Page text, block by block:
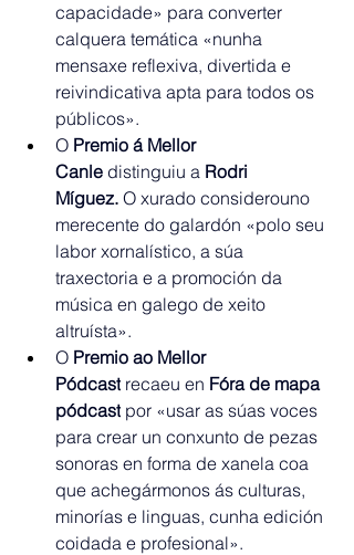
capacidade» para converter
calquera temática «nunha
mensaxe reflexiva, divertida e
reivindicativa apta para todos os
públicos».
O Premio á Mellor
Canle distinguiu a Rodri
Míguez. O xurado considerouno
merecente do galardón «polo seu
labor xornalístico, a súa
traxectoria e a promoción da
música en galego de xeito
altruísta».
O Premio ao Mellor
Pódcast recaeu en Fóra de mapa
pódcast por «usar as súas voces
para crear un conxunto de pezas
sonoras en forma de xanela coa
que achegármonos ás culturas,
minorías e linguas, cunha edición
coidada e profesional».